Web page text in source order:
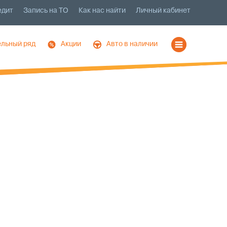
Личный кабинет
Как нас найти
Запись на ТО
Авто в наличии
Акции
ряд